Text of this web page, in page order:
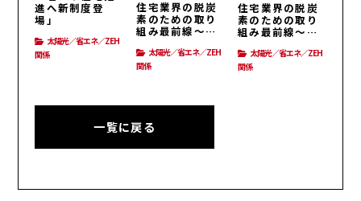
進へ新制度登
場」
太陽光／省エネ／ZEH
関係
住宅業界の脱炭
素のための取り
組み最前線〜後
太陽光／省エネ／ZEH
関係
住宅業界の脱炭
素のための取り
組み最前線〜前
太陽光／省エネ／ZEH
関係
一覧に戻る